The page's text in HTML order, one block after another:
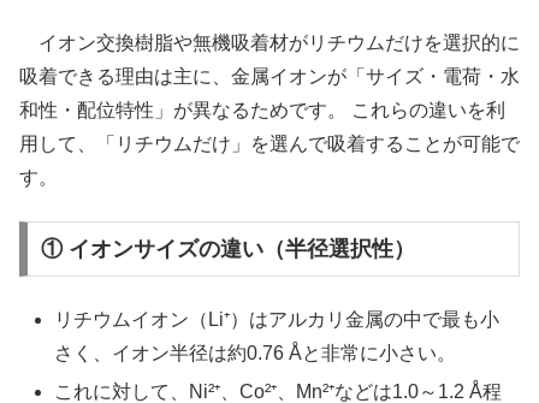
イオン交換樹脂や無機吸着材がリチウムだけを選択的に
吸着できる理由は主に、金属イオンが「サイズ・電荷・水
和性・配位特性」が異なるためです。 これらの違いを利
用して、「リチウムだけ」を選んで吸着することが可能で
す。
① イオンサイズの違い（半径選択性）
リチウムイオン（Li⁺）はアルカリ金属の中で最も小
さく、イオン半径は約0.76 Åと非常に小さい。
これに対して、Ni²⁺、Co²⁺、Mn²⁺などは1.0～1.2 Å程